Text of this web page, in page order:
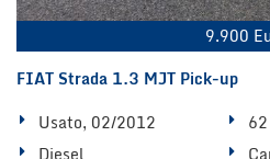
9.900
FIAT Strada 1.3 MJT Pick-up
Usato, 02/2012